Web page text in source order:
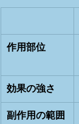
作用部位
効果の強さ
副作用の範囲